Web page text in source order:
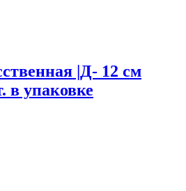
|Д- 12 см
в упаковке